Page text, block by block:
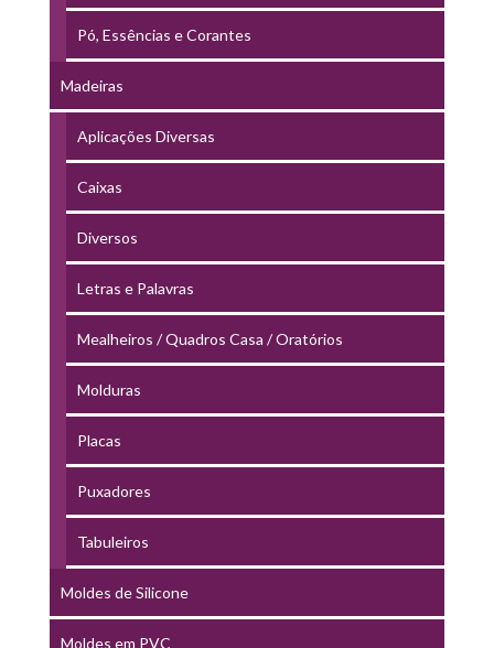
Pó, Essências e Corantes
Madeiras
Aplicações Diversas
Caixas
Diversos
Letras e Palavras
Mealheiros / Quadros Casa / Oratórios
Molduras
Placas
Puxadores
Tabuleiros
Moldes de Silicone
Moldes em PVC